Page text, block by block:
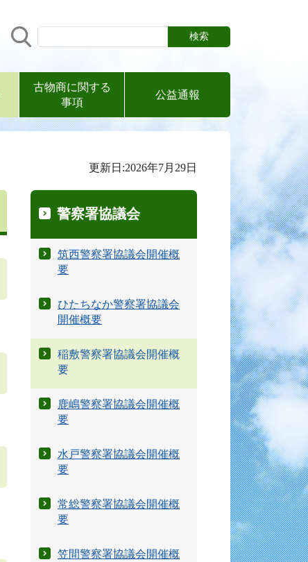
古物商に関する
事項
公益通報
更新日:2026年7月29日
警察署協議会
筑西警察署協議会開催概
要
ひたちなか警察署協議会
開催概要
稲敷警察署協議会開催概
要
鹿嶋警察署協議会開催概
要
水戸警察署協議会開催概
要
常総警察署協議会開催概
要
笠間警察署協議会開催概